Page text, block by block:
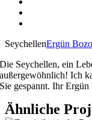
Image
SeychellenErgün
Die Seychellen, ein
außergewöhnlich! Ich
Sie gespannt. Ihr Ergün
Ähnliche